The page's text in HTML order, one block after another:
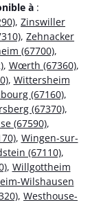
à :
, Zinswiller
, Zehnacker
(67700),
, Wœrth (67360),
, Wittersheim
(67160),
(67370),
(67590),
, Wingen-sur-
(67110),
, Willgottheim
Wilshausen
, Westhouse-